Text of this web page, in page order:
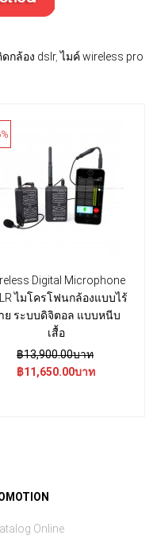
กล้อง dslr,ไมค์ wireless pro
Digital Microphone
ไมโครโฟนกล้องแบบไร้
ย ระบบดิจิตอล แบบหนีบ
เสื้อ
฿13,900.00บาท
฿11,650.00บาท
Online